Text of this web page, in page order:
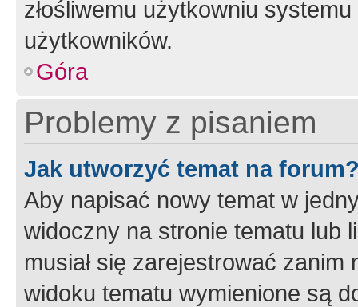
złośliwemu użytkowniu
użytkowników.
Góra
Problemy z pisaniem
Jak utworzyć temat na
Aby napisać nowy temat w
widoczny na stronie tematu lub
musiał się zarejestrować
widoku tematu wymienione są